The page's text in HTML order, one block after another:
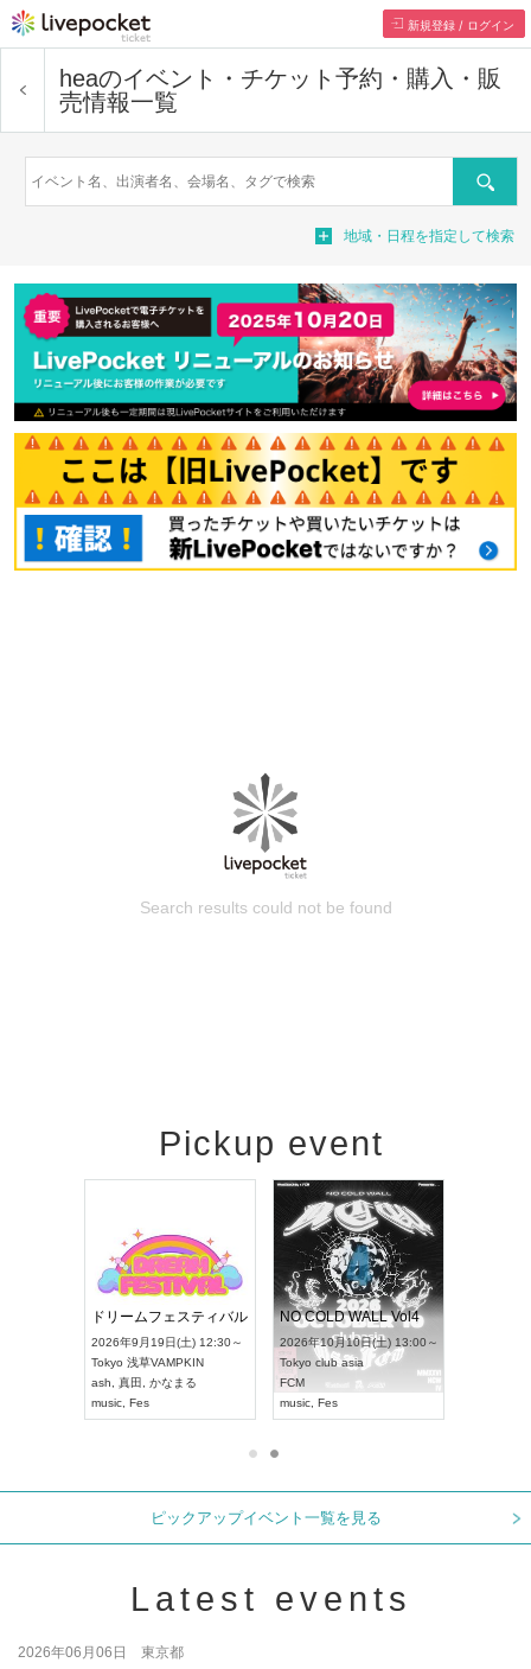
新規登録 / ログイン
heaのイベント・チケット予約・購入・販
売情報一覧
Search
地域・日程を指定して検索
Search results could not be found
Pickup event
ドリームフェスティバル
2026年9月19日(土) 12:30～
Tokyo 浅草VAMPKIN
ash
真田
かなまる
music Fes
NO COLD WALL Vol4
2026年10月10日(土) 13:00～
Tokyo club asia
FCM
music Fes
ピックアップイベント一覧を見る
Latest events
2026年06月06日 東京都